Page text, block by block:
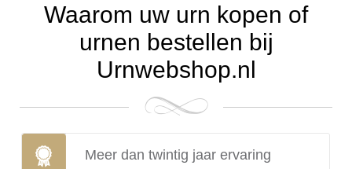
Waarom uw urn kopen of
urnen bestellen bij
Urnwebshop.nl
Meer dan twintig jaar ervaring